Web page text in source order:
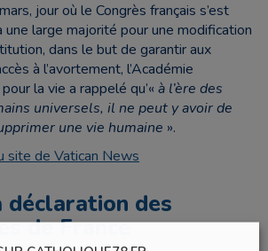
jour où le Congrès français s’est
une large majorité pour une modification
dans le but de garantir aux
à l’avortement, l’Académie
la vie a rappelé qu’« à l’ère des
universels, il ne peut y avoir de
une vie humaine ».
site de Vatican News
déclaration des
de France